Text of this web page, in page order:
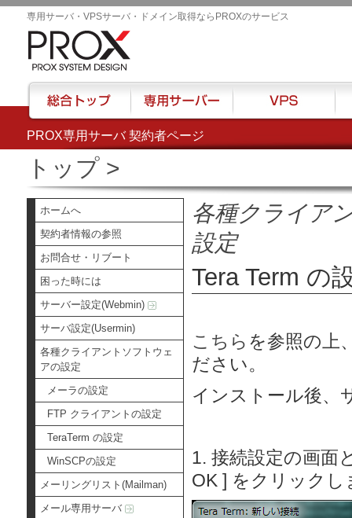
PROX専用サーバ 契約者ページ
専用サーバ・VPSサーバ・ドメイン取得ならPROXのサービス
トップ>
ホームへ
契約者情報の参照
お問合せ・リブート
困った時には
サーバー設定(Webmin)
サーバ設定(Usermin)
各種クライアントソフトウェ
アの設定
メーラの設定
FTP クライアントの設定
TeraTerm の設定
WinSCPの設定
メーリングリスト(Mailman)
メール専用サーバ
各種クライア
設定
Tera Term の
こちら を参照の上
ださい。
インストール後、
1. 接続設定の画面
OK ] をクリックし
総合トップ 専用サーバー VPS ハ